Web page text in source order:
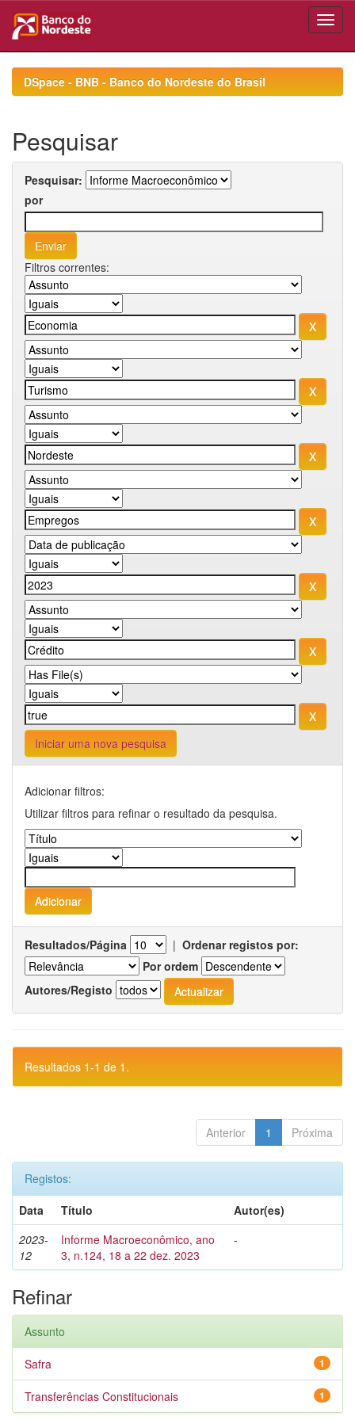
navigationDSpace - BNB - Banco do Nordeste do Brasil
Pesquisar
Pesquisar:
por
Filtros correntes:
Iniciar uma nova pesquisa
Adicionar filtros:
Utilizar filtros para refinar o resultado da pesquisa.
Resultados/Página | Ordenar registos por:
Por ordem
Autores/Registo
Resultados 1-1 de 1.
Anterior 1 Próxima
Registos:
Data
Título
Autor(es)
2023-
12
Informe Macroeconômico, ano
3, n.124, 18 a 22 dez. 2023
-
Refinar
Assunto
1
Safra
1
Transferências Constitucionais